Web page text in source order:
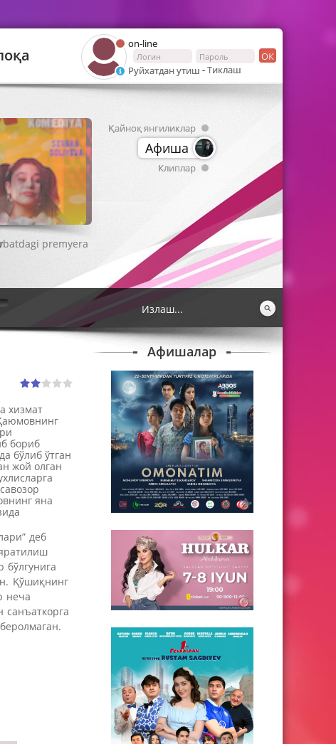
on-line
ОК
Руйхатдан утиш -Тиклаш
Қайноқ янгиликлар
Афиша
Клиплар
хизмат
бориб
бўлиб ўтган
жой олган
яна
деб
бўлгунига
Қўшиқнинг
неча
санъаткорга
Афишалар